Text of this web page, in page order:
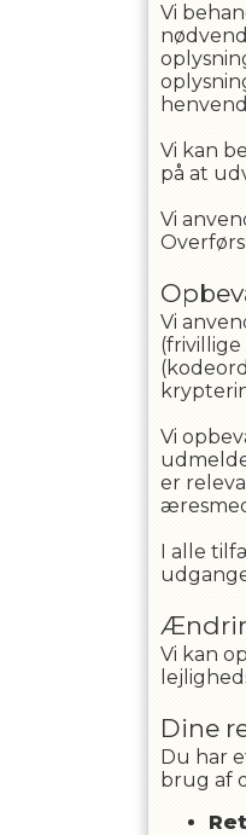
Vi
Vi kan
på at
Vi
Vi
Vi
er
I alle
Vi kan
Dine
Du har
brug af